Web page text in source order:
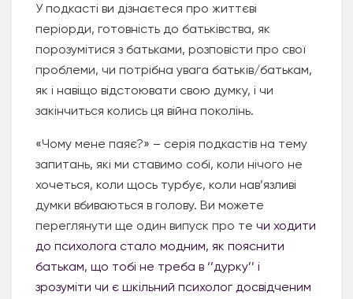
У подкасті ви дізнаєтеся про життєві
періорди, готовність до батьківства, як
порозумітися з батьками, розповісти про свої
проблеми, чи потрібна увага батьків/батькам,
як і навіщо відстоювати свою думку, і чи
закінчиться колись ця війна поколінь.
«Чому мене паяє?» – серія подкастів на тему
запитань, які ми ставимо собі, коли нічого не
хочеться, коли щось турбує, коли нав’язливі
думки вбиваються в голову. Ви можете
переглянути ще один випуск про те чи ходити
до психолога стало модним, як пояснити
батькам, що тобі не треба в ‘’дурку’’ і
зрозуміти чи є шкільний психолог досвідченим